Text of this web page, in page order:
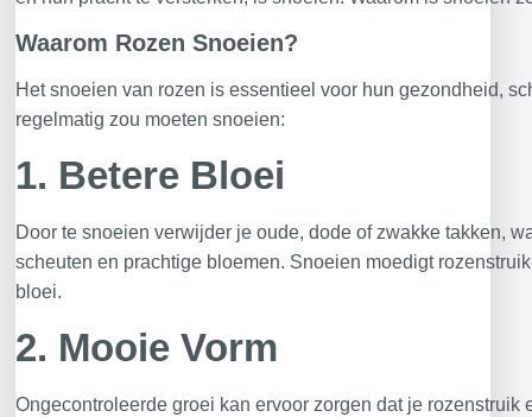
Waarom Rozen Snoeien?
Het snoeien van rozen is essentieel voor hun gezondheid,
regelmatig zou moeten snoeien:
1. Betere Bloei
Door te snoeien verwijder je oude, dode of zwakke takken,
scheuten en prachtige bloemen. Snoeien moedigt
bloei.
2. Mooie Vorm
Ongecontroleerde groei kan ervoor zorgen dat je